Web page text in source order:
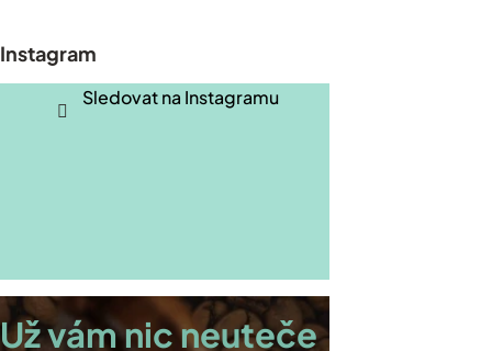
a
t
Instagram
Sledovat na Instagramu